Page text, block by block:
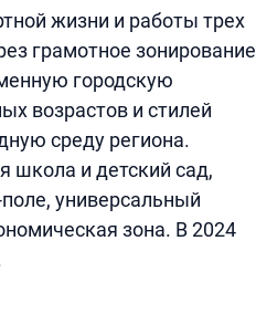
жизни и работы трех
грамотное зонирование
городскую
возрастов и стилей
среду региона.
школа и детский сад,
универсальный
зона. В 2024